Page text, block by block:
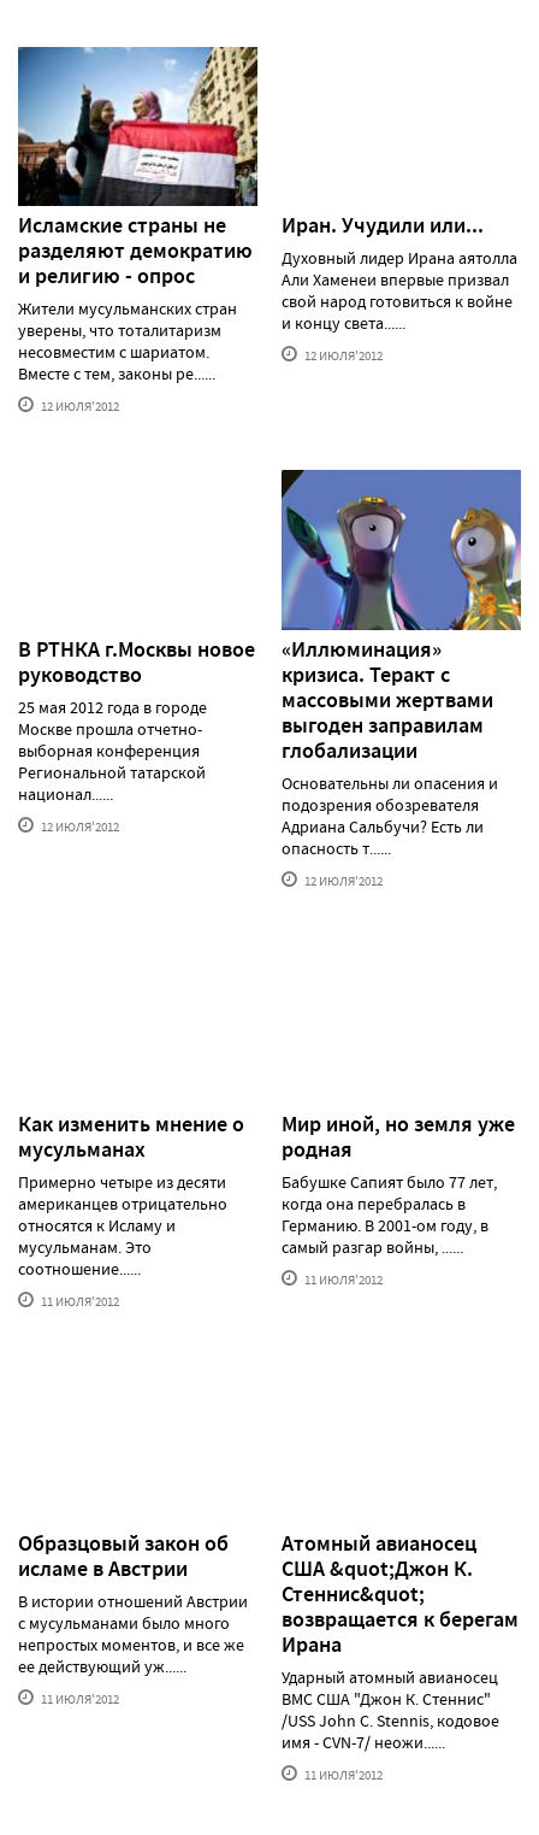
Исламские страны не
разделяют демократию
и религию - опрос
Жители мусульманских стран
уверены, что тоталитаризм
несовместим с шариатом.
Вместе с тем, законы ре......
12 ИЮЛЯ'2012
Иран. Учудили или...
Духовный лидер Ирана аятолла
Али Хаменеи впервые призвал
свой народ готовиться к войне
и концу света......
12 ИЮЛЯ'2012
В РТНКА г.Москвы новое
руководство
25 мая 2012 года в городе
Москве прошла отчетно-
выборная конференция
Региональной татарской
национал......
12 ИЮЛЯ'2012
«Иллюминация»
кризиса. Теракт с
массовыми жертвами
выгоден заправилам
глобализации
Основательны ли опасения и
подозрения обозревателя
Адриана Сальбучи? Есть ли
опасность т......
12 ИЮЛЯ'2012
Как изменить мнение о
мусульманах
Примерно четыре из десяти
американцев отрицательно
относятся к Исламу и
мусульманам. Это
соотношение......
11 ИЮЛЯ'2012
Мир иной, но земля уже
родная
Бабушке Сапият было 77 лет,
когда она перебралась в
Германию. В 2001-ом году, в
самый разгар войны, ......
11 ИЮЛЯ'2012
Образцовый закон об
исламе в Австрии
В истории отношений Австрии
с мусульманами было много
непростых моментов, и все же
ее действующий уж......
11 ИЮЛЯ'2012
Атомный авианосец
США &quot;Джон К.
Стеннис&quot;
возвращается к берегам
Ирана
Ударный атомный авианосец
ВМС США "Джон К. Стеннис"
/USS John C. Stennis, кодовое
имя - CVN-7/ неожи......
11 ИЮЛЯ'2012